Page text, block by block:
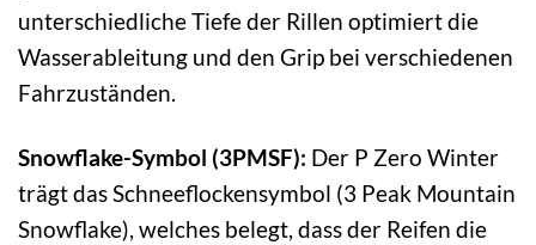
unterschiedliche Tiefe der Rillen optimiert die
Wasserableitung und den Grip bei verschiedenen
Fahrzuständen.
Snowflake-Symbol (3PMSF): Der P Zero Winter
trägt das Schneeflockensymbol (3 Peak Mountain
Snowflake), welches belegt, dass der Reifen die